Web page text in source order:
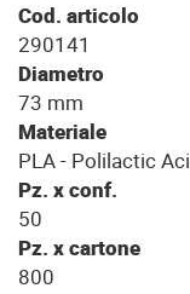
Cod. articolo
290141
Diametro
73 mm
Materiale
PLA - Polilactic Aci
Pz. x conf.
50
Pz. x cartone
800